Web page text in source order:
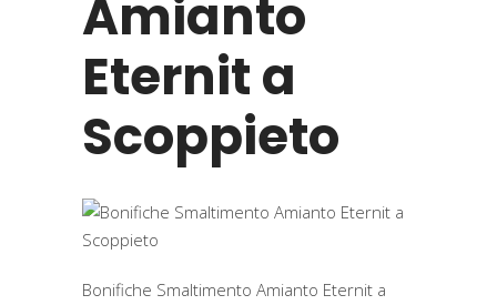
Amianto
Eternit a
Scoppieto
Bonifiche Smaltimento Amianto Eternit a